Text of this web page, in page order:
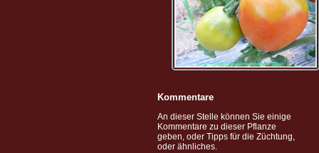
Kommentare
An dieser Stelle können Sie einige
Kommentare zu dieser Pflanze
geben, oder Tipps für die Züchtung,
oder ähnliches.